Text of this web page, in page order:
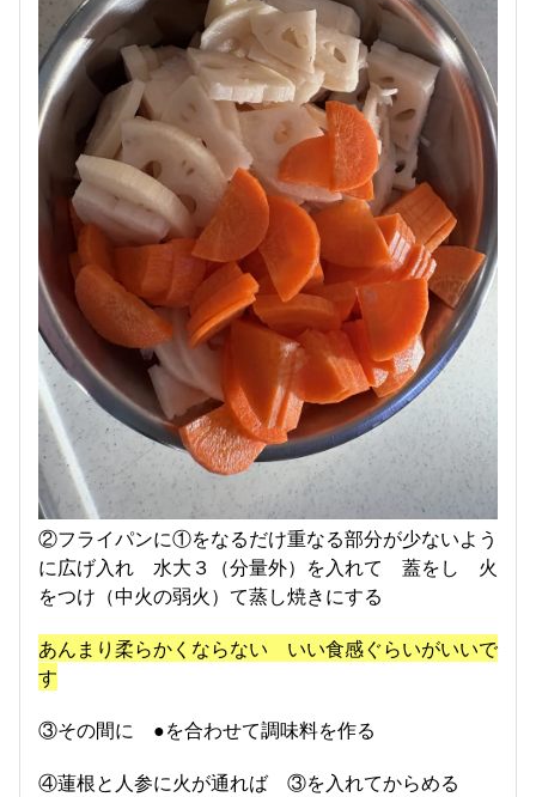
②フライパンに①をなるだけ重なる部分が少ないよう
に広げ入れ 水大３（分量外）を入れて 蓋をし 火
をつけ（中火の弱火）て蒸し焼きにする
あんまり柔らかくならない いい食感ぐらいがいいで
す
③その間に ●を合わせて調味料を作る
④蓮根と人参に火が通れば ③を入れてからめる